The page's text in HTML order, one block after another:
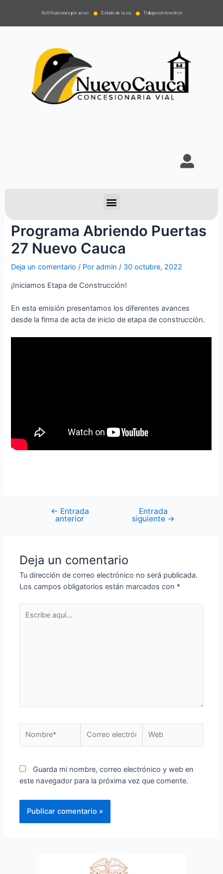
Notificaciones por aviso Estado de la via Trabaja con nosotros
Programa Abriendo Puertas
27 Nuevo Cauca
Deja un comentario / Poradmin / 30 octubre, 2022
¡Iniciamos Etapa de Construcción!
En esta emisión presentamos los diferentes avances
desde la firma de acta de inicio de etapa de construcción.
← Entrada
anterior
Entrada
siguiente →
Deja un comentario
Tu dirección de correo electrónico no será publicada.
Los campos obligatorios están marcados con *
Guarda mi nombre, correo electrónico y web en
este navegador para la próxima vez que comente.